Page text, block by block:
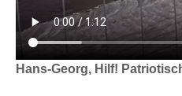
Hans-Georg, Hilf!